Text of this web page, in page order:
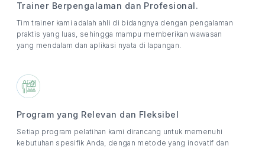
Trainer Berpengalaman dan Profesional.
Tim trainer kami adalah ahli di bidangnya dengan pengalaman
praktis yang luas, sehingga mampu memberikan wawasan
yang mendalam dan aplikasi nyata di lapangan.
Program yang Relevan dan Fleksibel
Setiap program pelatihan kami dirancang untuk memenuhi
kebutuhan spesifik Anda, dengan metode yang inovatif dan